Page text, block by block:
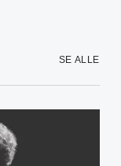
SE ALLE